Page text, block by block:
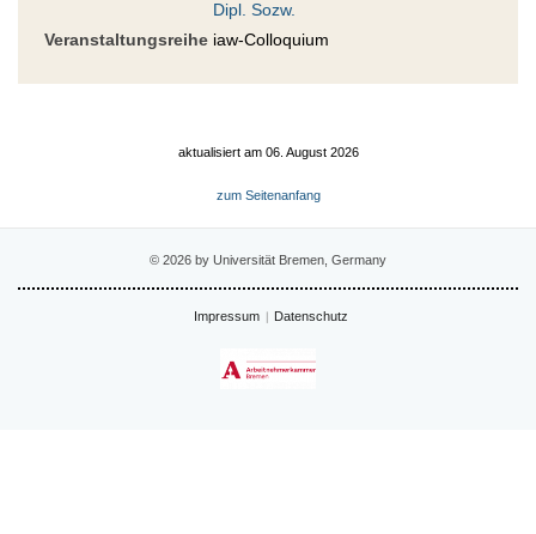
Dipl. Sozw.
Veranstaltungsreihe iaw-Colloquium
aktualisiert am 06. August 2026
zum Seitenanfang
© 2026 by Universität Bremen, Germany
Impressum Datenschutz